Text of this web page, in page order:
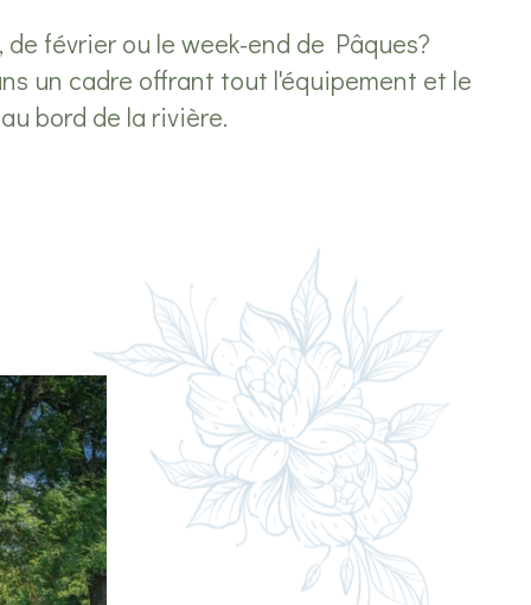
février ou le week-end de Pâques?
un cadre offrant tout l'équipement et le
bord de la rivière.